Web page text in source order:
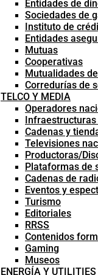
Entidades de
Sociedades de
Instituto de
Entidades
Mutuas
Cooperativas
Mutualidades
Corredurías de
TELCO Y MEDIA
Operadores
Cadenas y
Televisiones
Productoras/
Plataformas de
Cadenas de
Eventos y
Turismo
Editoriales
RRSS
Contenidos
Gaming
Museos
ENERGÍA Y UTILITIES